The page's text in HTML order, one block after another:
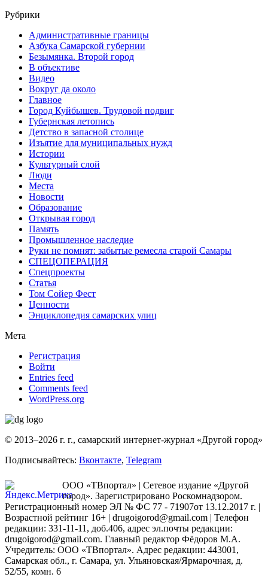
Рубрики
Административные границы
Азбука Самарской губернии
Безымянка. Второй город
В объективе
Видео
Вокруг да около
Главное
Город Куйбышев. Трудовой подвиг
Губернская летопись
Детство в запасной столице
Изъятие для муниципальных нужд
Истории
Культурный слой
Люди
Места
Новости
Образование
Открывая город
Память
Промышленное наследие
Руки не помнят: забытые ремесла старой Самары
СПЕЦОПЕРАЦИЯ
Спецпроекты
Статья
Том Сойер Фест
Ценности
Энциклопедия самарских улиц
Мета
Регистрация
Войти
Entries feed
Comments feed
WordPress.org
© 2013–2026 г. г., самарский интернет-журнал «Другой город»
Подписывайтесь: Вконтакте, Telegram
ООО «ТВпортал» | Сетевое издание «Другой
город». Зарегистрировано Роскомнадзором.
Регистрационный номер ЭЛ № ФС 77 - 71907от 13.12.2017 г. |
Возрастной рейтинг 16+ | drugoigorod@gmail.com | Телефон
редакции: 331-11-11, доб.406, адрес эл.почты редакции:
drugoigorod@gmail.com. Главный редактор Фёдоров М.А.
Учредитель: ООО «ТВпортал». Адрес редакции: 443001,
Самарская обл., г. Самара, ул. Ульяновская/Ярмарочная, д.
52/55, комн. 6